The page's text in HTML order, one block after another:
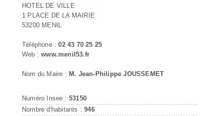
HOTEL DE VILLE
1 PLACE DE LA MAIRIE
53200 MENIL
Téléphone :02 43 70 25 25
Web :www.menil53.fr
Nom du Maire : M. Jean-Philippe JOUSSEMET
Numéro Insee : 53150
Nombre d'habitants :946